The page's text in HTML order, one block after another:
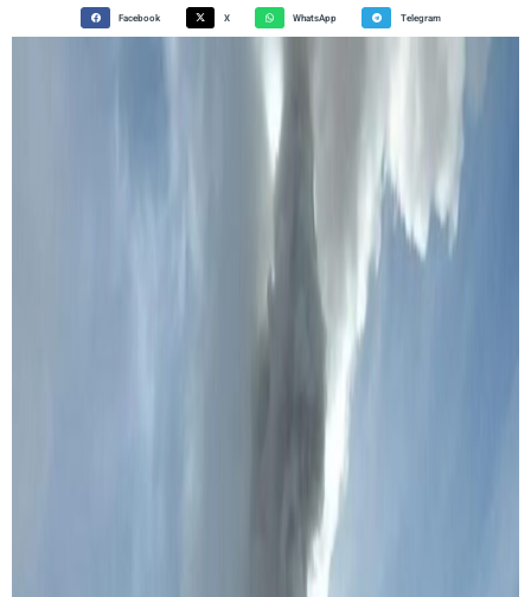
Facebook X WhatsApp Telegram